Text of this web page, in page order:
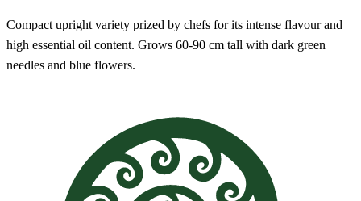
Compact upright variety prized by chefs for its intense flavour and
high essential oil content. Grows 60-90 cm tall with dark green
needles and blue flowers.